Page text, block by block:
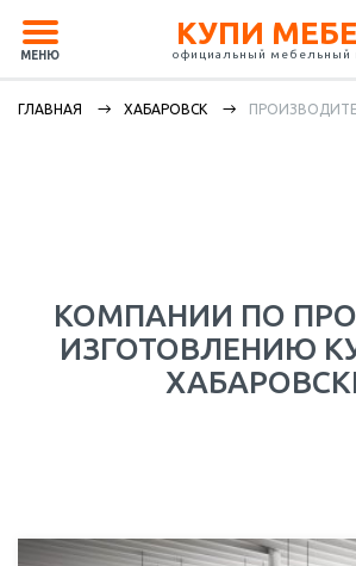
МЕНЮ
КУПИ
официальный мебельный
ГЛАВНАЯ ХАБАРОВСК
КОМПАНИИ ПО
ИЗГОТОВЛЕНИЮ